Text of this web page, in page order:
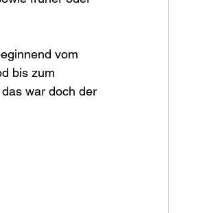
vom
bis zum
war doch der